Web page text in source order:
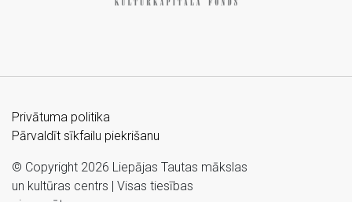
Privātuma politika
Pārvaldīt sīkfailu piekrišanu
© Copyright 2026 Liepājas Tautas mākslas
un kultūras centrs | Visas tiesības